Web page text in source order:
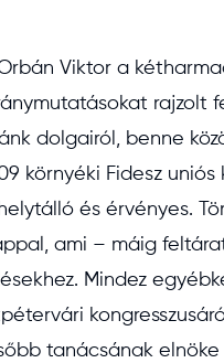
Viktor a
rajzolt
dolgairól, benne
környéki Fidesz
és érvényes.
ami – máig
Mindez
tanácsának